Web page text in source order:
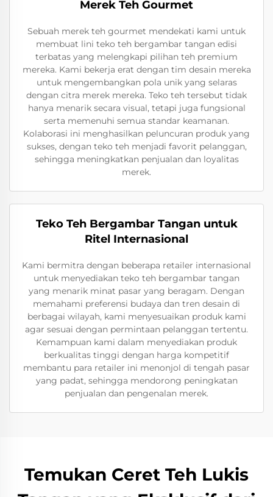
Merek Teh Gourmet
Sebuah merek teh gourmet mendekati kami untuk
membuat lini teko teh bergambar tangan edisi
terbatas yang melengkapi pilihan teh premium
mereka. Kami bekerja erat dengan tim desain mereka
untuk mengembangkan pola unik yang selaras
dengan citra merek mereka. Teko teh tersebut tidak
hanya menarik secara visual, tetapi juga fungsional
serta memenuhi semua standar keamanan.
Kolaborasi ini menghasilkan peluncuran produk yang
sukses, dengan teko teh menjadi favorit pelanggan,
sehingga meningkatkan penjualan dan loyalitas
merek.
Teko Teh Bergambar Tangan untuk
Ritel Internasional
Kami bermitra dengan beberapa retailer internasional
untuk menyediakan teko teh bergambar tangan
yang menarik minat pasar yang beragam. Dengan
memahami preferensi budaya dan tren desain di
berbagai wilayah, kami menyesuaikan produk kami
agar sesuai dengan permintaan pelanggan tertentu.
Kemampuan kami dalam menyediakan produk
berkualitas tinggi dengan harga kompetitif
membantu para retailer ini menonjol di tengah pasar
yang padat, sehingga mendorong peningkatan
penjualan dan pengenalan merek.
Temukan Ceret Teh Lukis